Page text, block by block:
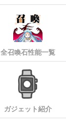
全召喚石性能一覧
ガジェット紹介